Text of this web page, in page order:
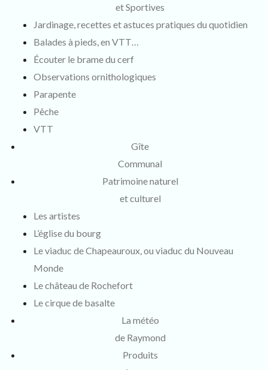
et Sportives
Jardinage, recettes et astuces pratiques du quotidien
Balades à pieds, en VTT…
Écouter le brame du cerf
Observations ornithologiques
Parapente
Pêche
VTT
Gîte
Communal
Patrimoine naturel
et culturel
Les artistes
L’église du bourg
Le viaduc de Chapeauroux, ou viaduc du Nouveau
Monde
Le château de Rochefort
Le cirque de basalte
La météo
de Raymond
Produits